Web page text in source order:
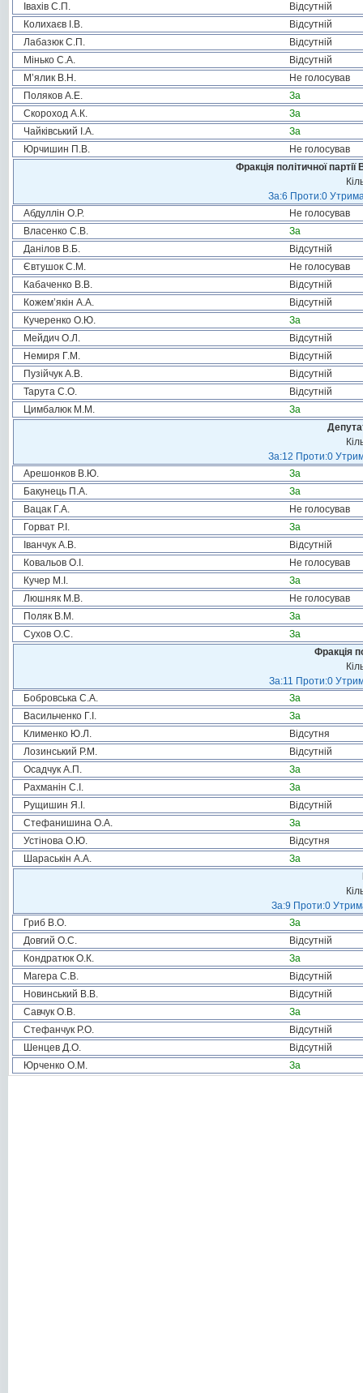
Івахів С.П.
Відсутній
Колихаєв І.В.
Відсутній
Лабазюк С.П.
Відсутній
Мінько С.А.
Відсутній
М’ялик В.Н.
Не голосував
Поляков А.Е.
За
Скороход А.К.
За
Чайківський І.А.
За
Юрчишин П.В.
Не голосував
Фракція політичної
За:6 Проти:0
Абдуллін О.Р.
Не голосував
Власенко С.В.
За
Данілов В.Б.
Відсутній
Євтушок С.М.
Не голосував
Кабаченко В.В.
Відсутній
Кожем’якін А.А.
Відсутній
Кучеренко О.Ю.
За
Мейдич О.Л.
Відсутній
Немиря Г.М.
Відсутній
Пузійчук А.В.
Відсутній
Тарута С.О.
Відсутній
Цимбалюк М.М.
За
За:12 Проти:0
Арешонков В.Ю.
За
Бакунець П.А.
За
Вацак Г.А.
Не голосував
Горват Р.І.
За
Іванчук А.В.
Відсутній
Ковальов О.І.
Не голосував
Кучер М.І.
За
Люшняк М.В.
Не голосував
Поляк В.М.
За
Сухов О.С.
За
Фракція
За:11 Проти:0
Бобровська С.А.
За
Васильченко Г.І.
За
Клименко Ю.Л.
Відсутня
Лозинський Р.М.
Відсутній
Осадчук А.П.
За
Рахманін С.І.
За
Рущишин Я.І.
Відсутній
Стефанишина О.А.
За
Устінова О.Ю.
Відсутня
Шараськін А.А.
За
За:9 Проти:0
Гриб В.О.
За
Довгий О.С.
Відсутній
Кондратюк О.К.
За
Магера С.В.
Відсутній
Новинський В.В.
Відсутній
Савчук О.В.
За
Стефанчук Р.О.
Відсутній
Шенцев Д.О.
Відсутній
Юрченко О.М.
За